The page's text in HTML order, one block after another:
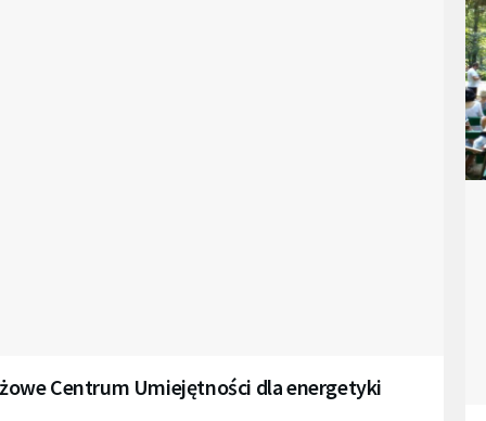
Centrum Umiejętności dla energetyki